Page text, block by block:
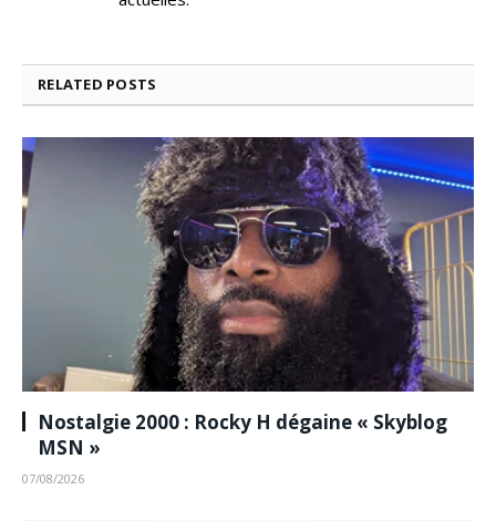
RELATED POSTS
Nostalgie 2000 : Rocky H dégaine « Skyblog
MSN »
07/08/2026